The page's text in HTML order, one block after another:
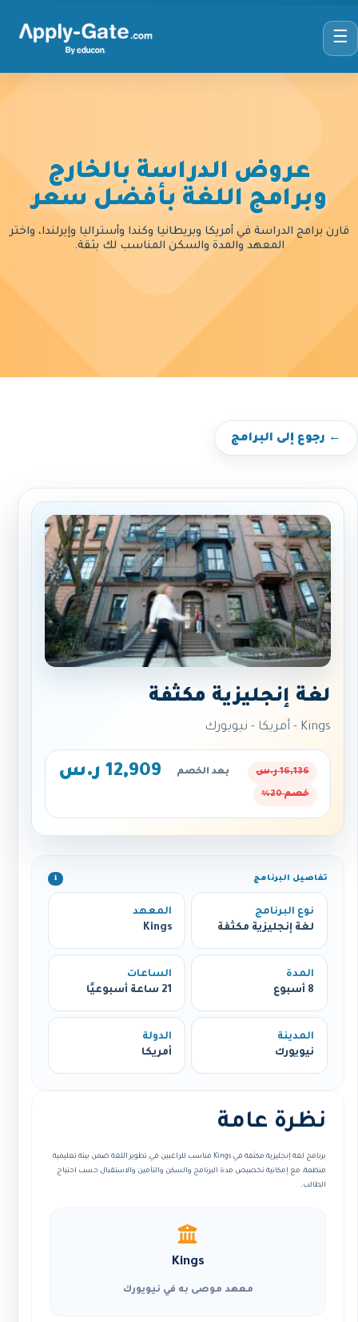
☰
عروض الدراسة بالخارج
وبرامج اللغة بأفضل سعر
قارن برامج الدراسة في أمريكا وبريطانيا وكندا وأستراليا وإيرلندا، واختر
المعهد والمدة والسكن المناسب لك بثقة.
← رجوع إلى البرامج
لغة إنجليزية مكثفة
Kings - أمريكا - نيويورك
16,136 ر.س بعد الخصم 12,909 ر.س
خصم 20%
تفاصيل البرنامج ℹ️
نوع البرنامج
لغة إنجليزية مكثفة
المعهد
Kings
المدة
8 أسبوع
الساعات
21 ساعة أسبوعيًا
المدينة
نيويورك
الدولة
أمريكا
نظرة عامة
برنامج لغة إنجليزية مكثفة في Kings مناسب للراغبين في تطوير اللغة ضمن بيئة تعليمية
منظمة، مع إمكانية تخصيص مدة البرنامج والسكن والتأمين والاستقبال حسب احتياج
الطالب.
Kings
معهد موصى به في نيويورك